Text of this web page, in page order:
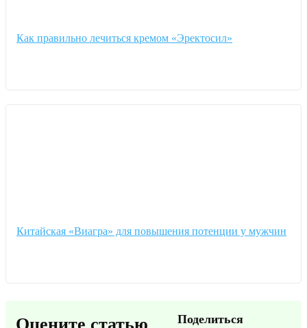
Как правильно лечиться кремом «Эректосил»
Китайская «Виагра» для повышения потенции у мужчин
Поделиться